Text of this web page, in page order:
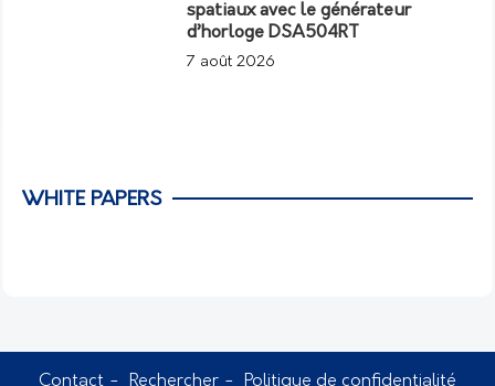
spatiaux avec le générateur
d’horloge DSA504RT
7 août 2026
WHITE PAPERS
Contact Rechercher Politique de confidentialité